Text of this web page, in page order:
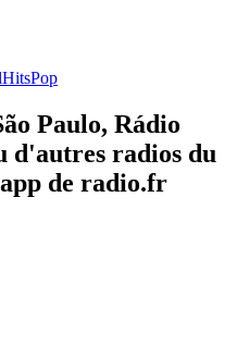
HitsPop
Paulo, Rádio
d'autres radios du
de radio.fr